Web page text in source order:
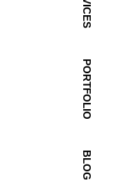
PORTFOLIO
BLOG